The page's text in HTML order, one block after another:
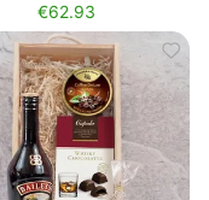
€62.93